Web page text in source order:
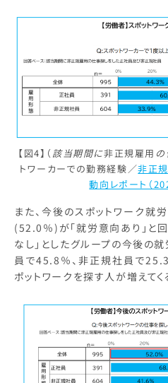
【図4】（該当期間に非正規雇用
トワーカーでの勤務経験／非正
動向レポート（
また、今後のスポットワーク就
(52.0％)が「就労意向あり」と回
なし」としたグループの今後の
員で45.8％、非正規社員で
ポットワークを探す人が増えてく